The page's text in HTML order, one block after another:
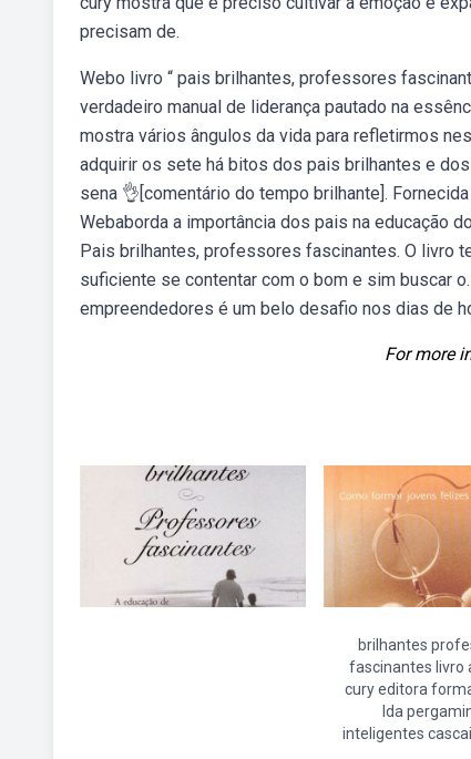
precisam de.
Webo livro “ pais brilhantes, professores
verdadeiro manual de liderança pautado na
mostra vários ângulos da vida para refletirmos
adquirir os sete há bitos dos pais brilhantes e
sena 👌[comentário do tempo brilhante].
Webaborda a importância dos pais na educação
Pais brilhantes, professores fascinantes. O livro
suficiente se contentar com o bom e sim buscar
empreendedores é um belo desafio nos dias de
For more
brilhantes
fascinantes livro
cury editora
lda
inteligentes